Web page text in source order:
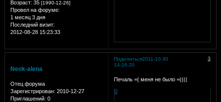
Возраст: 35 [1990-12-26]
Провел на форуме:
1 месяц 3 дня
Последний визит:
2012-08-28 15:23:33
Поделиться 3
2011-10-30
14:16:20
Neok-alena
Отец форума
Зарегистрирован: 2010-12-27
Приглашений: 0
Печаль =( меня не было =((((
0